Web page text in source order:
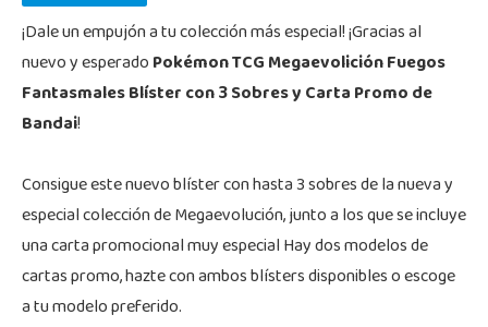
¡Dale un empujón a tu colección más especial! ¡Gracias al
nuevo y esperadoPokémon TCG Megaevolición Fuegos
Fantasmales Blíster con 3 Sobres y Carta Promo de
Bandai!
Consigue este nuevo blíster con hasta 3 sobres de la nueva y
especial colección de Megaevolución, junto a los que se incluye
una carta promocional muy especial Hay dos modelos de
cartas promo, hazte con ambos blísters disponibles o escoge
a tu modelo preferido.